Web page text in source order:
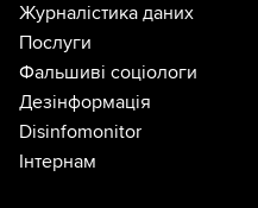
Журналістика даних
Послуги
Фальшиві соціологи
Дезінформація
Disinfomonitor
Інтернам